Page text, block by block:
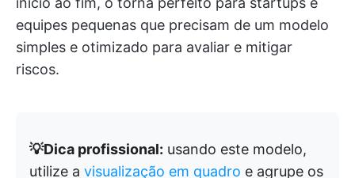
equipes pequenas que precisam de um modelo
simples e otimizado para avaliar e mitigar
riscos.
💡Dica profissional: usando este modelo,
utilize a visualização em quadro e agrupe os